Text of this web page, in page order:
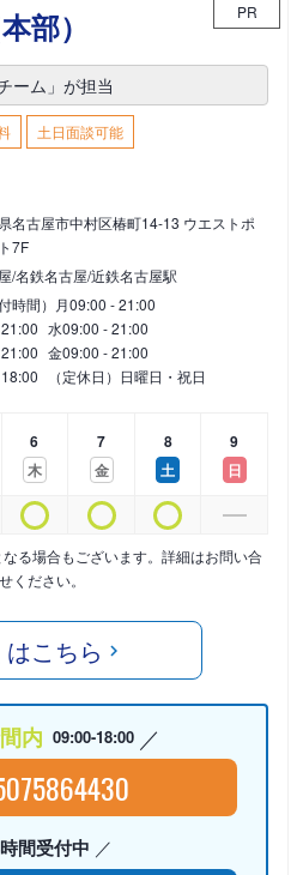
部） PR
ーム」が担当
土日面談可能
名古屋市中村区椿町14-13 ウエストポ
7F
/名鉄名古屋/近鉄名古屋駅
時間） 月09:00 - 21:00
水09:00 - 21:00
金09:00 - 21:00
（定休日）日曜日・祝日
6
木
7
金
8
土
9
日
る場合もございます。詳細はお問い合
ください。
こちら
内 09:00-18:00
間受付中